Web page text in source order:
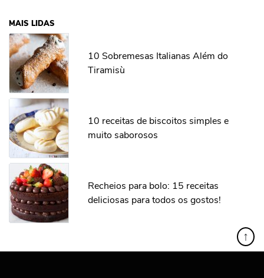
MAIS LIDAS
10 Sobremesas Italianas Além do
Tiramisù
10 receitas de biscoitos simples e
muito saborosos
Recheios para bolo: 15 receitas
deliciosas para todos os gostos!
↑